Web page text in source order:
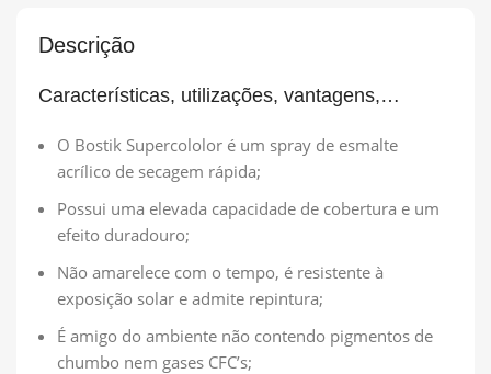
Descrição
Características, utilizações, vantagens,…
O Bostik Supercololor é um spray de esmalte
acrílico de secagem rápida;
Possui uma elevada capacidade de cobertura e um
efeito duradouro;
Não amarelece com o tempo, é resistente à
exposição solar e admite repintura;
É amigo do ambiente não contendo pigmentos de
chumbo nem gases CFC’s;